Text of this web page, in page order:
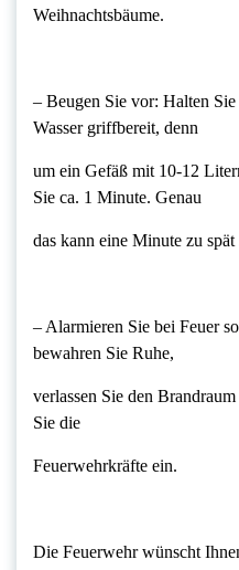
Weihnachtsbäume.
– Beugen Sie vor: Halten
Wasser griffbereit, denn
um ein Gefäß mit 10-12
Sie ca. 1 Minute. Genau
das kann eine Minute zu spät
– Alarmieren Sie bei Feuer
bewahren Sie Ruhe,
verlassen Sie den
Sie die
Feuerwehrkräfte ein.
Die Feuerwehr wünscht